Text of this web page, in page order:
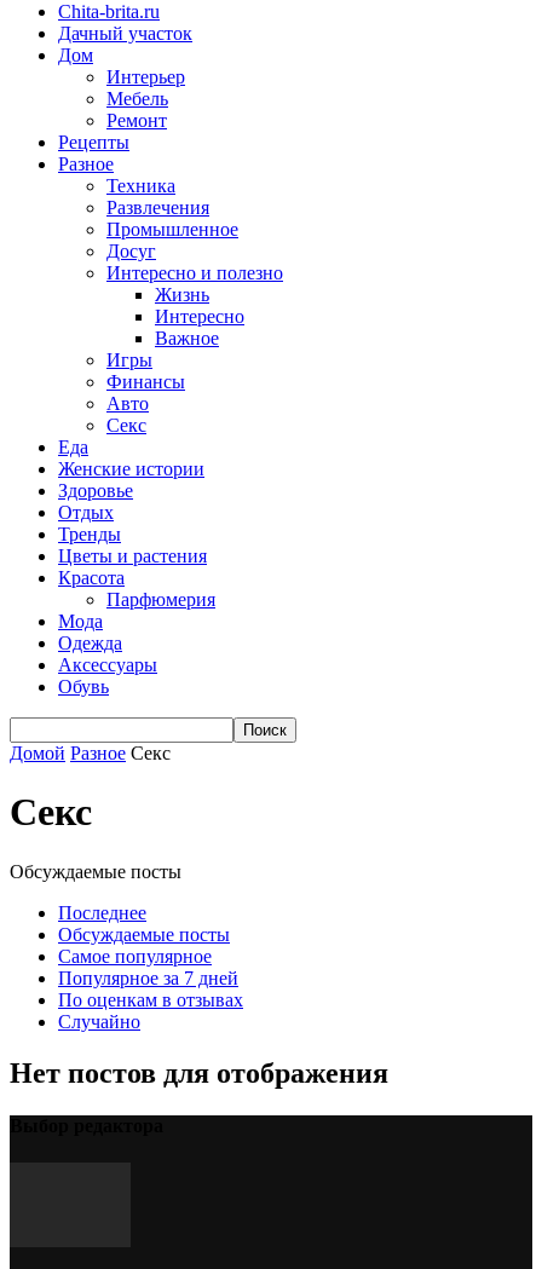
Chita-brita.ru
Дачный участок
Дом
Интерьер
Мебель
Ремонт
Рецепты
Разное
Техника
Развлечения
Промышленное
Досуг
Интересно и полезно
Жизнь
Интересно
Важное
Игры
Финансы
Авто
Секс
Еда
Женские истории
Здоровье
Отдых
Тренды
Цветы и растения
Красота
Парфюмерия
Мода
Одежда
Аксессуары
Обувь
Домой Разное Секс
Секс
Обсуждаемые посты
Последнее
Обсуждаемые посты
Самое популярное
Популярное за 7 дней
По оценкам в отзывах
Случайно
Нет постов для отображения